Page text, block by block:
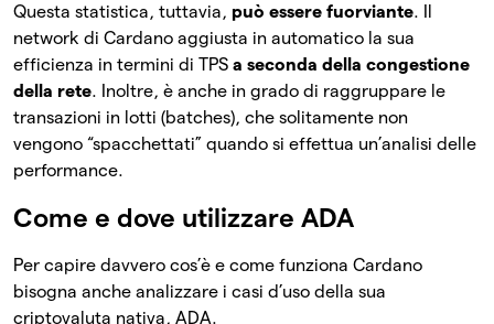
Questa statistica, tuttavia, può essere fuorviante. Il
network di Cardano aggiusta in automatico la sua
efficienza in termini di TPS a seconda della congestione
della rete. Inoltre, è anche in grado di raggruppare le
transazioni in lotti (batches), che solitamente non
vengono “spacchettati” quando si effettua un’analisi delle
performance.
Come e dove utilizzare ADA
Per capire davvero cos’è e come funziona Cardano
bisogna anche analizzare i casi d’uso della sua
criptovaluta nativa, ADA.